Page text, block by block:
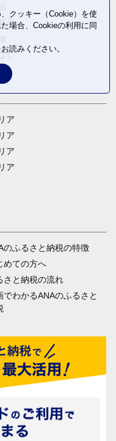
品
し
ア
ア
ア
ア
のふるさと納税の特徴
めての方へ
さと納税の流れ
でわかるANAのふるさと
クッキー（Cookie）を使
場合、Cookieの利用に同
読みください。